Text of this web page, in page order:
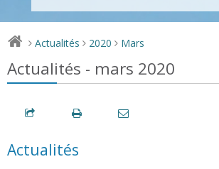
> Actualités > 2020 > Mars
Actualités - mars 2020
Actualités